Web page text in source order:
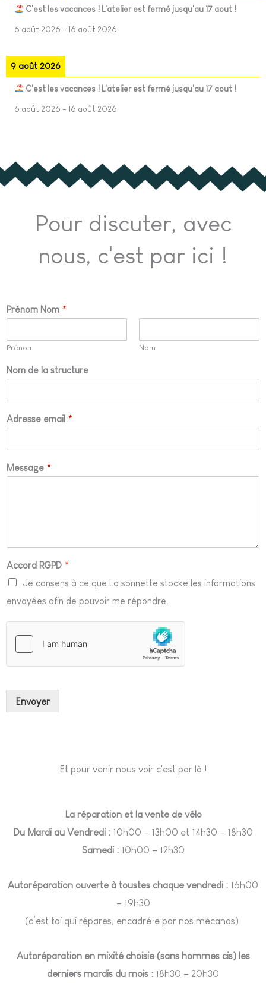
C'est les vacances ! L'atelier est fermé jusqu'au 17 aout !
6 août 2026 - 16 août 2026
9 août 2026
C'est les vacances ! L'atelier est fermé jusqu'au 17 aout !
6 août 2026 - 16 août 2026
Pour discuter, avec
nous, c'est par ici !
Prénom Nom *
Prénom Nom
Nom de la structure
Adresse email *
Message *
Accord RGPD *
Je consens à ce que La sonnette stocke les informations
envoyées afin de pouvoir me répondre.
Envoyer
Et pour venir nous voir c'est par là !
La réparation et la vente de vélo
Du Mardi au Vendredi : 10h00 – 13h00 et 14h30 – 18h30
Samedi : 10h00 – 12h30
Autoréparation ouverte à toustes chaque vendredi : 16h00
– 19h30
(c’est toi qui répares, encadré·e par nos mécanos)
Autoréparation en mixité choisie (sans hommes cis) les
derniers mardis du mois : 18h30 – 20h30